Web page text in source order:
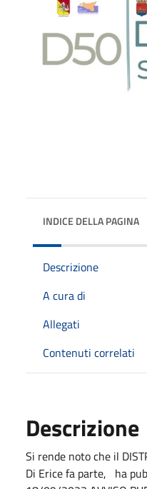
INDICE DELLA PAGINA
Descrizione
A cura di
Allegati
Contenuti correlati
Descrizione
Si rende noto che il
Di Erice fa parte, ha